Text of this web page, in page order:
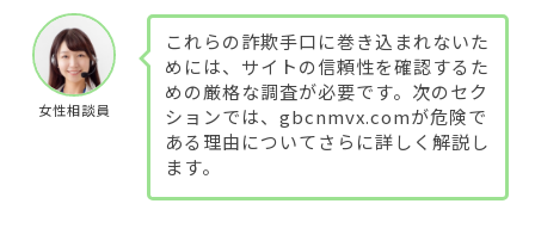
女性相談員
これらの詐欺手口に巻き込まれないた
めには、サイトの信頼性を確認するた
めの厳格な調査が必要です。次のセク
ションでは、gbcnmvx.comが危険で
ある理由についてさらに詳しく解説し
ます。